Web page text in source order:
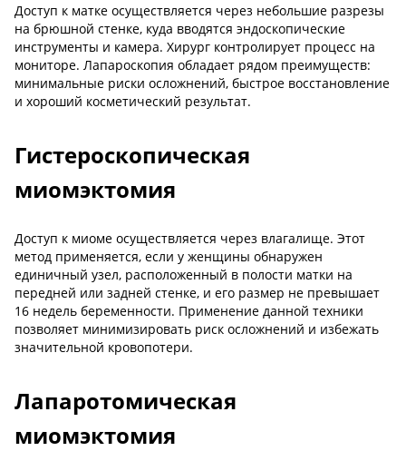
Доступ к матке осуществляется через небольшие разрезы
на брюшной стенке, куда вводятся эндоскопические
инструменты и камера. Хирург контролирует процесс на
мониторе. Лапароскопия обладает рядом преимуществ:
минимальные риски осложнений, быстрое восстановление
и хороший косметический результат.
Гистероскопическая
миомэктомия
Доступ к миоме осуществляется через влагалище. Этот
метод применяется, если у женщины обнаружен
единичный узел, расположенный в полости матки на
передней или задней стенке, и его размер не превышает
16 недель беременности. Применение данной техники
позволяет минимизировать риск осложнений и избежать
значительной кровопотери.
Лапаротомическая
миомэктомия